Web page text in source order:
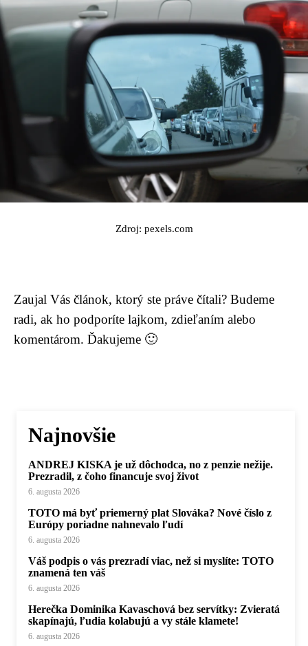
Zdroj: pexels.com
Zaujal Vás článok, ktorý ste práve čítali? Budeme
radi, ak ho podporíte lajkom, zdieľaním alebo
komentárom. Ďakujeme 🙂
Najnovšie
ANDREJ KISKA je už dôchodca, no z penzie nežije.
Prezradil, z čoho financuje svoj život
6. augusta 2026
TOTO má byť priemerný plat Slováka? Nové číslo z
Európy poriadne nahnevalo ľudí
6. augusta 2026
Váš podpis o vás prezradí viac, než si myslíte: TOTO
znamená ten váš
6. augusta 2026
Herečka Dominika Kavaschová bez servítky: Zvieratá
skapínajú, ľudia kolabujú a vy stále klamete!
6. augusta 2026